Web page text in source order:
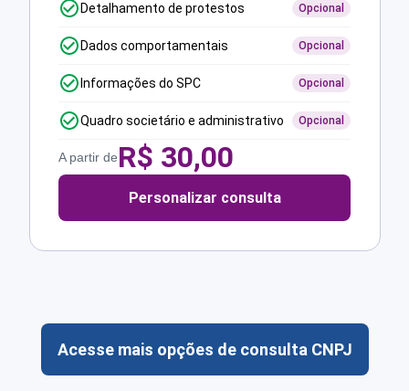
Detalhamento de protestos Opcional
Dados comportamentais Opcional
Informações do SPC Opcional
Quadro societário e administrativo Opcional
A partir deR$ 30,00
Personalizar consulta
Acesse mais opções de consulta CNPJ